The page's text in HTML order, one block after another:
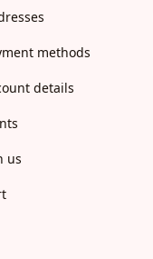
methods
details
us